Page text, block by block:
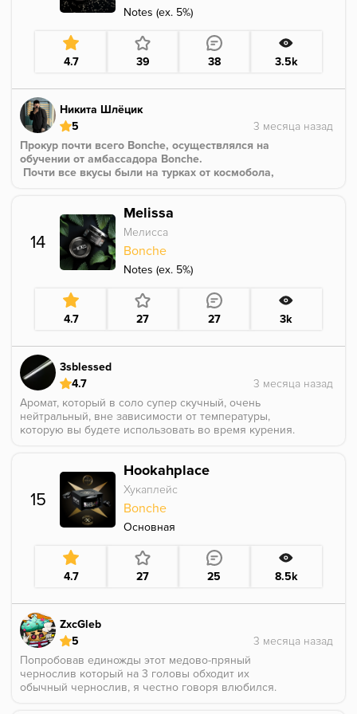
Notes (ex. 5%)
4.7 39 38 3.5k
Никита Шлёцик
5
Прокур почти всего Bonche, осуществлялся на
обучении от амбассадора Bonche.
Почти все вкусы были на турках от космобола,
Попадание 100%. Вкус имеет плотное тело,очень
приятно.
Думаю в миксы можно по лепесточкам закидывать)
14
Melissa
Мелисса
Bonche
Notes (ex. 5%)
4.7 27 27 3k
3sblessed
4.7
Аромат, который в соло супер скучный, очень
нейтральный, вне зависимости от температуры,
которую вы будете использовать во время курения.
если хочется подобие мяты, с которым не страшно
переборщить в чашке - это оно. Во вкусе ещё есть
нотка цитрусовости, которая где-то там витает, но не
пытается перетянуть на себя всё одеяло
15
Hookahplace
Хукаплейс
Bonche
Основная
4.7 27 25 8.5k
ZxcGleb
5
Попробовав единожды этот медово-пряный
чернослив который на 3 головы обходит их
обычный чернослив, я честно говоря влюбился.